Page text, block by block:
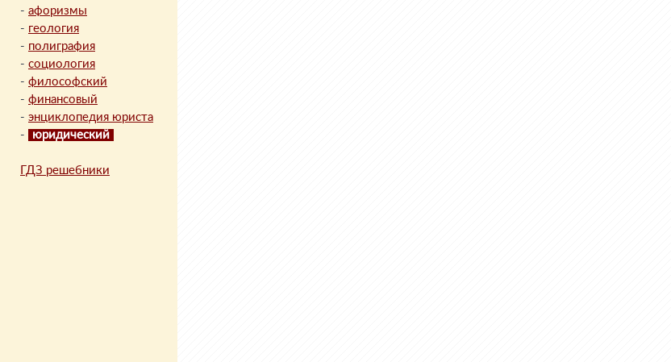
- афоризмы
- геология
- полиграфия
- социология
- философский
- финансовый
- энциклопедия юриста
-
юридический
ГДЗ решебники